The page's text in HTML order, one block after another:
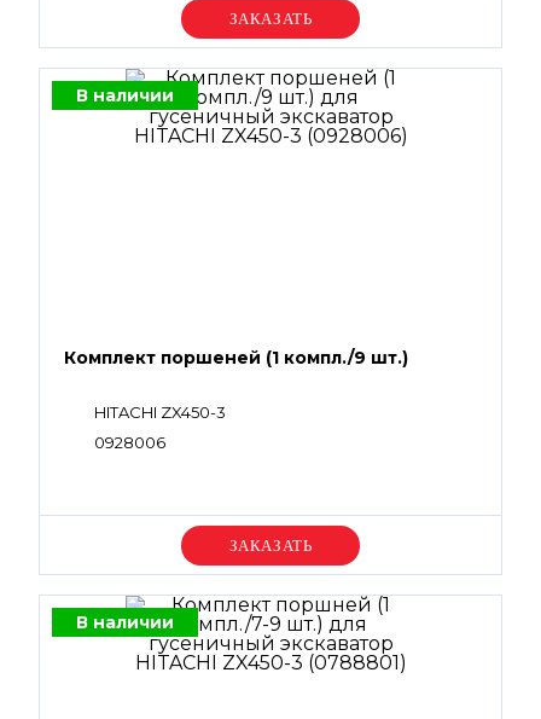
Уточняйте цену
В наличии
Комплект поршеней (1 компл./9 шт.)
HITACHI ZX450-3
0928006
Уточняйте цену
В наличии